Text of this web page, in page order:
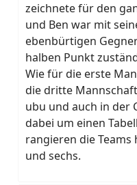
zeichnete für den
und Ben war mit
ebenbürtigen
halben Punkt
Wie für die erste
die dritte
ubu und auch in der
dabei um einen
rangieren die
und sechs.